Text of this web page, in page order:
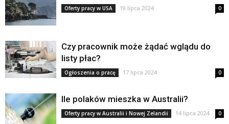
Oferty pracy w USA 19 lipca 2024 0
Czy pracownik może żądać wglądu do
listy płac?
Ogłoszenia o pracę 17 lipca 2024 0
Ile polaków mieszka w Australii?
Oferty pracy w Australii i Nowej Zelandii 14 lipca 2024 0